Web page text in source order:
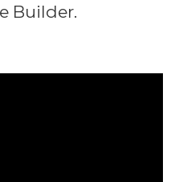
Builder.